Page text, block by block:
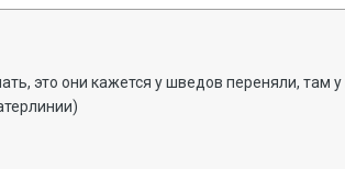
это они кажется у шведов переняли, там